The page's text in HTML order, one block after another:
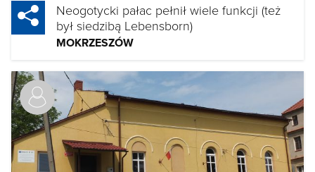
Neogotycki pałac pełnił wiele funkcji (też
był siedzibą Lebensborn)
MOKRZESZÓW